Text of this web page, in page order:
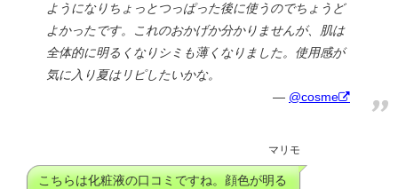
ようになりちょっとつっぱった後に使うのでちょうど
よかったです。これのおかげか分かりませんが、肌は
全体的に明るくなりシミも薄くなりました。使用感が
気に入り夏はリピしたいかな。
@cosme
マリモ
こちらは化粧液の口コミですね。顔色が明る